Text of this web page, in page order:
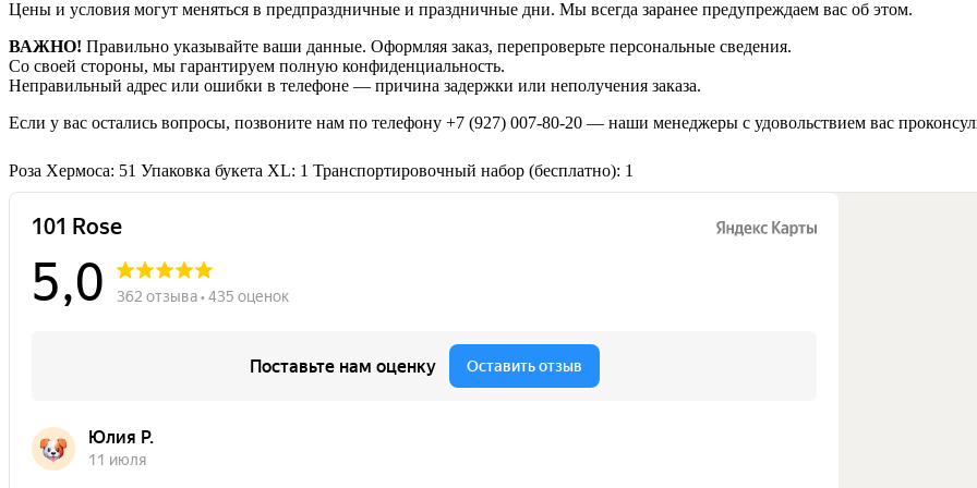
Цены и условия могут меняться в предпраздничные и праздничные дни. Мы всегда заранее предупреждаем вас об этом.
ВАЖНО! Правильно указывайте ваши данные. Оформляя заказ, перепроверьте персональные сведения.
Со своей стороны, мы гарантируем полную конфиденциальность.
Неправильный адрес или ошибки в телефоне — причина задержки или неполучения заказа.
Если у вас остались вопросы, позвоните нам по телефону +7 (927) 007-80-20 — наши менеджеры с удовольствием вас
Роза Хермоса: 51 Упаковка букета XL: 1 Транспортировочный набор (бесплатно): 1